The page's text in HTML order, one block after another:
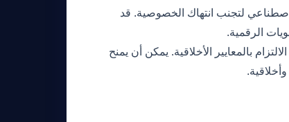
لتجنب انتهاك الخصوصية. قد
الرقمية.
بالمعايير الأخلاقية. يمكن أن يمنح